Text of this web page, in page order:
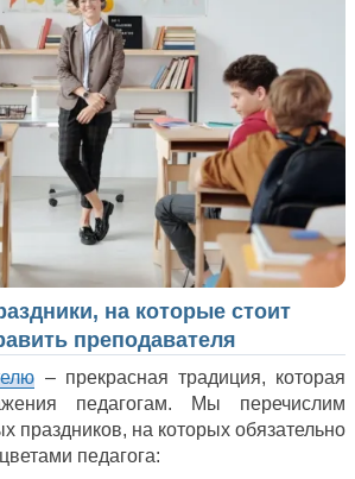
на которые стоит
преподавателя
– прекрасная традиция, которая
педагогам. Мы перечислим
праздников, на которых обязательно
педагога: